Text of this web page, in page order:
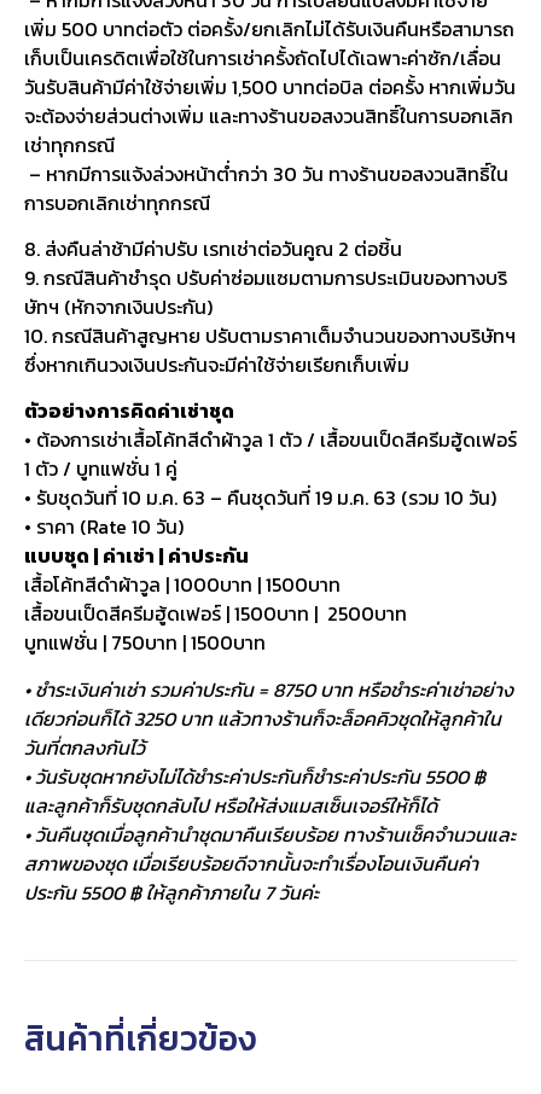
เพิ่ม 500 บาทต่อตัว ต่อครั้ง/ยกเลิกไม่ได้รับเงินคืนหรือสามารถ
เก็บเป็นเครดิตเพื่อใช้ในการเช่าครั้งถัดไปได้เฉพาะค่าซัก/เลื่อน
วันรับสินค้ามีค่าใช้จ่ายเพิ่ม 1,500 บาทต่อบิล ต่อครั้ง หากเพิ่มวัน
จะต้องจ่ายส่วนต่างเพิ่ม และทางร้านขอสงวนสิทธิ์ในการบอกเลิก
เช่าทุกกรณี
– หากมีการแจ้งล่วงหน้าต่ำกว่า 30 วัน ทางร้านขอสงวนสิทธิ์ใน
การบอกเลิกเช่าทุกกรณี
8. ส่งคืนล่าช้ามีค่าปรับ เรทเช่าต่อวันคูณ 2 ต่อชิ้น
9. กรณีสินค้าชำรุด ปรับค่าซ่อมแซมตามการประเมินของทางบริ
ษัทฯ (หักจากเงินประกัน)
10. กรณีสินค้าสูญหาย ปรับตามราคาเต็มจำนวนของทางบริษัทฯ
ซึ่งหากเกินวงเงินประกันจะมีค่าใช้จ่ายเรียกเก็บเพิ่ม
ตัวอย่างการคิดค่าเช่าชุด
• ต้องการเช่าเสื้อโค้ทสีดำผ้าวูล 1 ตัว / เสื้อขนเป็ดสีครีมฮู้ดเฟอร์
1 ตัว / บูทแฟชั่น 1 คู่
• รับชุดวันที่ 10 ม.ค. 63 – คืนชุดวันที่ 19 ม.ค. 63 (รวม 10 วัน)
• ราคา (Rate 10 วัน)
แบบชุด | ค่าเช่า | ค่าประกัน
เสื้อโค้ทสีดำผ้าวูล | 1000บาท | 1500บาท
เสื้อขนเป็ดสีครีมฮู้ดเฟอร์ | 1500บาท | 2500บาท
บูทแฟชั่น | 750บาท | 1500บาท
• ชำระเงินค่าเช่า รวมค่าประกัน = 8750 บาท หรือชำระค่าเช่าอย่าง
เดียวก่อนก็ได้ 3250 บาท แล้วทางร้านก็จะล็อคคิวชุดให้ลูกค้าใน
วันที่ตกลงกันไว้
• วันรับชุดหากยังไม่ได้ชำระค่าประกันก็ชำระค่าประกัน 5500 ฿
และลูกค้าก็รับชุดกลับไป หรือให้ส่งแมสเซ็นเจอร์ให้ก็ได้
• วันคืนชุดเมื่อลูกค้านำชุดมาคืนเรียบร้อย ทางร้านเช็คจำนวนและ
สภาพของชุด เมื่อเรียบร้อยดีจากนั้นจะทำเรื่องโอนเงินคืนค่า
ประกัน 5500 ฿ ให้ลูกค้าภายใน 7 วันค่ะ
สินค้าที่เกี่ยวข้อง